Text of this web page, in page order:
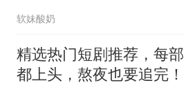
软妹酸奶
精选热门短剧推荐，每部
都上头，熬夜也要追完！